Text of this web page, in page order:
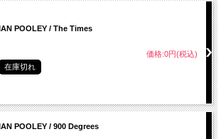
IAN POOLEY / The Times
価格:0円(税込)
在庫切れ
IAN POOLEY / 900 Degrees